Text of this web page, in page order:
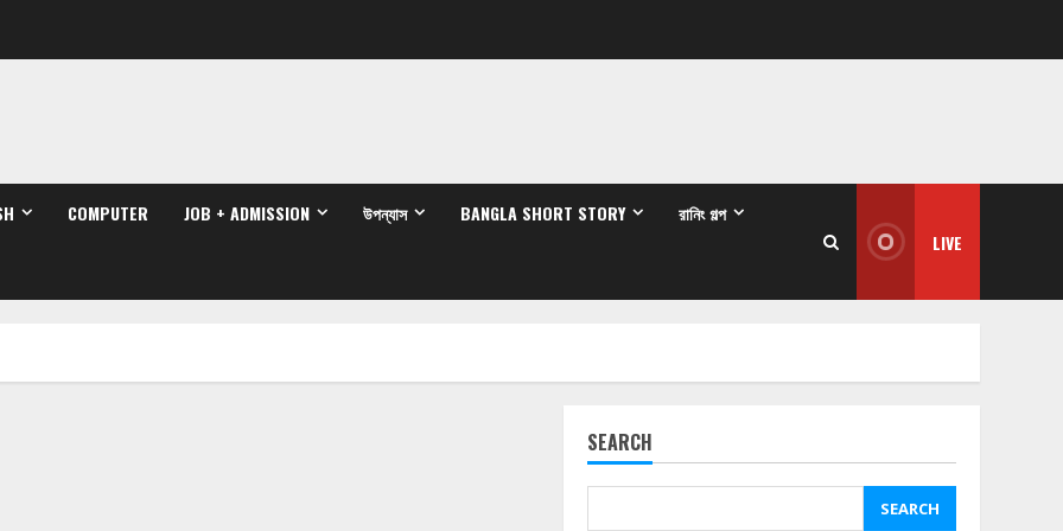
COMPUTER JOB + ADMISSION উপন্যাস BANGLA SHORT STORY রানিং গল্প
LIVE
SEARCH
SEARCH